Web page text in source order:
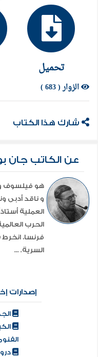
في متناول القراء
تحميل
الزوار ( 683 )
شارك هذا الكتاب
عن الكاتب جان
هو فيلسوف
و ناقد أدبى
العملية
الحرب
فرنسا،
السرية. ...
إصدارات
دروب